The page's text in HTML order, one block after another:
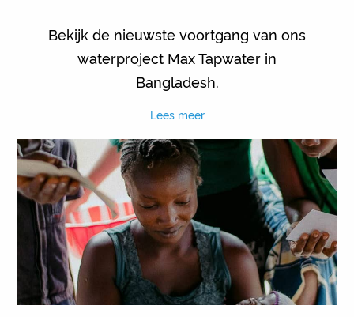
Bekijk de nieuwste voortgang van ons
waterproject Max Tapwater in
Bangladesh.
Lees meer